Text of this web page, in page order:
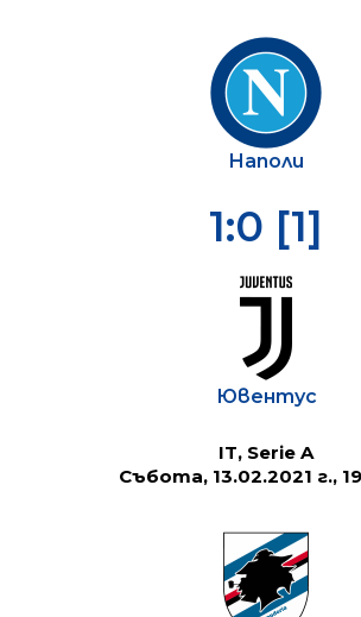
Наполи
1:0 [1]
Ювентус
IT, Serie A
Събота, 13.02.2021 г.,